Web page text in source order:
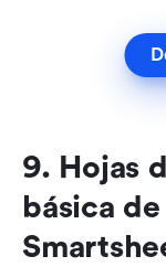
9. Hojas
básica